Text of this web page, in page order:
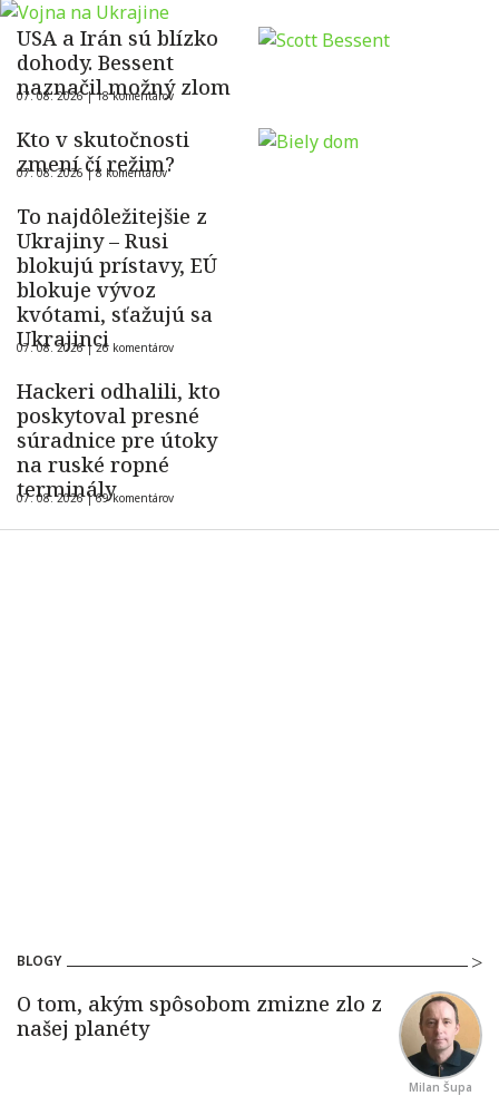
USA a Irán sú blízko
dohody. Bessent
naznačil možný zlom
07. 08. 2026 |18 komentárov
Kto v skutočnosti
zmení čí režim?
07. 08. 2026 |8 komentárov
To najdôležitejšie z
Ukrajiny – Rusi
blokujú prístavy, EÚ
blokuje vývoz
kvótami, sťažujú sa
Ukrajinci
07. 08. 2026 |26 komentárov
Hackeri odhalili, kto
poskytoval presné
súradnice pre útoky
na ruské ropné
terminály
07. 08. 2026 |69 komentárov
BLOGY
Milan Šupa